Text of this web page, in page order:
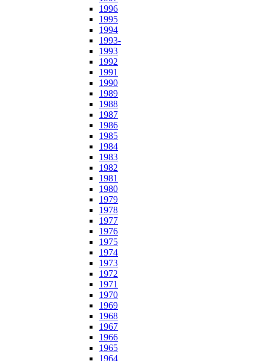
1996
1995
1994
1993-
1993
1992
1991
1990
1989
1988
1987
1986
1985
1984
1983
1982
1981
1980
1979
1978
1977
1976
1975
1974
1973
1972
1971
1970
1969
1968
1967
1966
1965
1964